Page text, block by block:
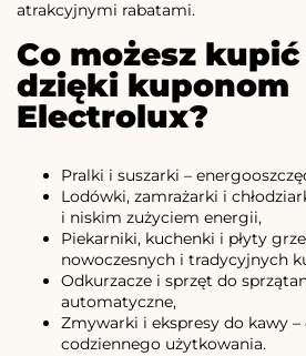
atrakcyjnymi rabatami.
Co możesz
dzięki kuponom
Electrolux?
Pralki i suszarki –
Lodówki, zamrażarki i
i niskim zużyciem energii,
Piekarniki, kuchenki i płyty
nowoczesnych i tradycyjnych
Odkurzacze i sprzęt do
automatyczne,
Zmywarki i ekspresy do kawy
codziennego użytkowania.